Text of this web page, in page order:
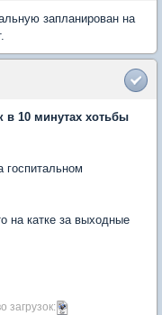
запланирован на
10 минутах хотьбы
госпитальном
на катке за выходные
загрузок: